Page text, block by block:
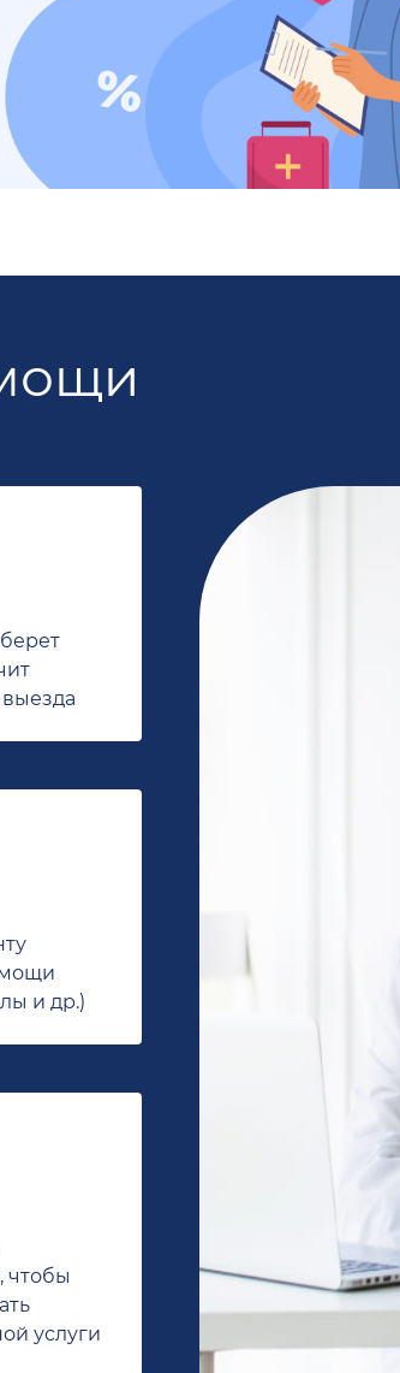
и др.)
чтобы
услуги